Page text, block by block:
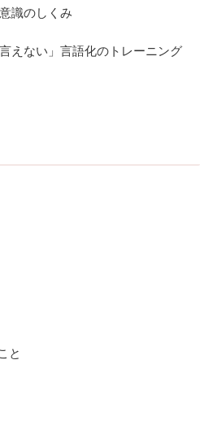
識のしくみ
えない」言語化のトレーニング
と